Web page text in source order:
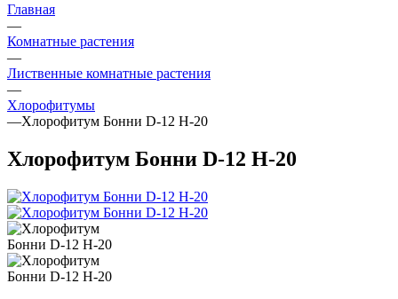
Главная
—
Комнатные растения
—
Лиственные комнатные растения
—
Хлорофитумы
—Хлорофитум Бонни D-12 H-20
Хлорофитум Бонни D-12 H-20